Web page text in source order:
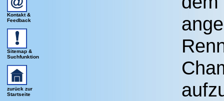
Kontakt &
Feedback
Sitemap &
Suchfunktion
zurück zur
Startseite